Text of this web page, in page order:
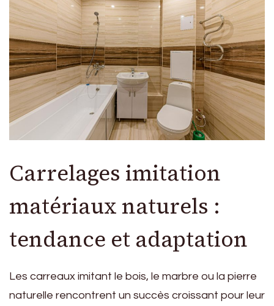
Carrelages imitation
matériaux naturels :
tendance et adaptation
Les carreaux imitant le bois, le marbre ou la pierre
naturelle rencontrent un succès croissant pour leur